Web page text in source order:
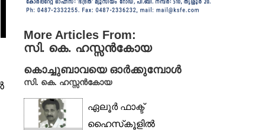
More Articles From:
സി. കെ. ഹസ്സൻകോയ
കൊച്ചുബാവയെ ഓർക്കുമ്പോൾ
സി. കെ. ഹസ്സൻകോയ
ഏലൂർ ഫാക്ട്
ഹൈസ്‌കൂളിൽ